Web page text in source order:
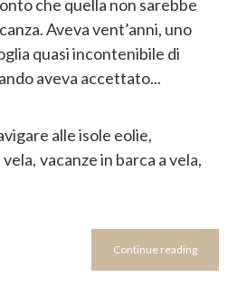
che quella non sarebbe
Aveva vent’anni, uno
quasi incontenibile di
aveva accettato...
alle isole eolie,
vela, vacanze in barca a vela,
Continue reading